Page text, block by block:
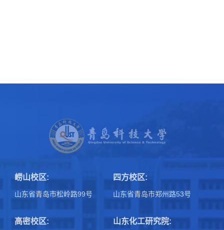
崂山校区:
山东省青岛市松岭路99号
四方校区:
山东省青岛市郑州路53号
高密校区: 山东化工研究院: